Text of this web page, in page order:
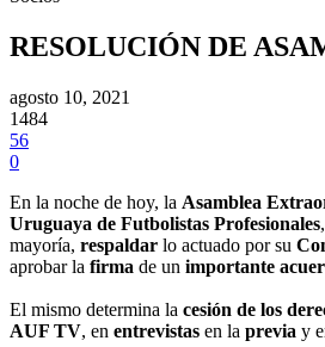
RESOLUCIÓN DE
agosto 10, 2021
1484
56
0
En la noche de hoy, la Asamblea
Uruguaya de Futbolistas Profesionales
mayoría, respaldar lo actuado por su
aprobar la firma de un importante
El mismo determina la cesión de los
AUF TV, en entrevistas en la previa y